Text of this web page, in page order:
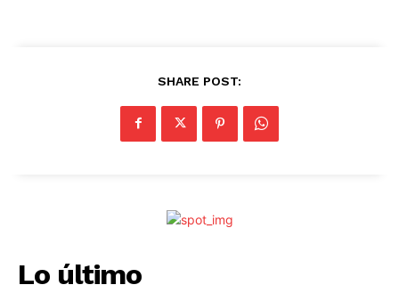
SHARE POST:
Lo último